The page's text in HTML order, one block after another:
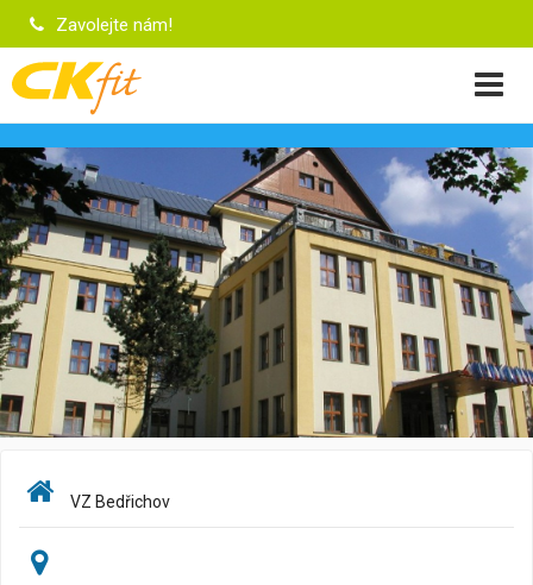
Zavolejte nám!
VZ Bedřichov